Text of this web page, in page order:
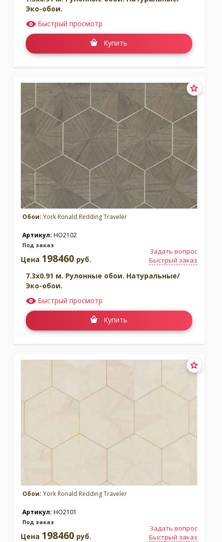
Эко-обои.
Быстрый просмотр
Купить
Обои: York Ronald Redding Traveler
Артикул: HO2102
Под заказ
Задать вопрос
Быстрый заказ
Цена 198460 руб.
7.3x0.91 м. Рулонные обои. Натуральные/
Эко-обои.
Быстрый просмотр
Купить
Обои: York Ronald Redding Traveler
Артикул: HO2101
Под заказ
Задать вопрос
Быстрый заказ
Цена 198460 руб.